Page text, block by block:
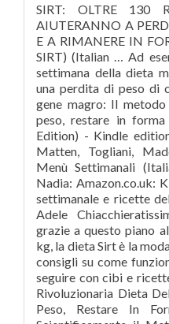
SIRT: OLTRE 130
AIUTERANNO A
E A RIMANERE IN
SIRT) (Italian … Ad
settimana della dieta
una perdita di peso di
gene magro: Il
peso, restare in
Edition) - Kindle
Matten, Togliani,
Menù Settimanali
Nadia: Amazon.co.uk:
settimanale e ricette
Adele
grazie a questo piano
kg, la dieta Sirt è la
consigli su come
seguire con cibi e
Rivoluzionaria Dieta
Peso, Restare In